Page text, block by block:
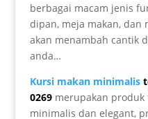
berbagai macam jenis
dipan, meja makan, dan
akan menambah cantik
anda…
Kursi makan minimalis
0269merupakan produk
minimalis dan elegant,